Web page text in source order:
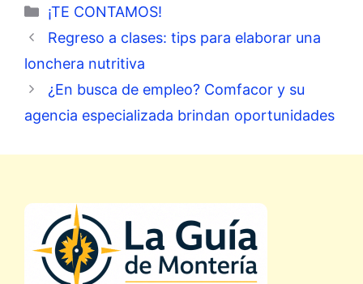
Categorías
¡TE CONTAMOS!
Regreso a clases: tips para elaborar una
lonchera nutritiva
¿En busca de empleo? Comfacor y su
agencia especializada brindan oportunidades